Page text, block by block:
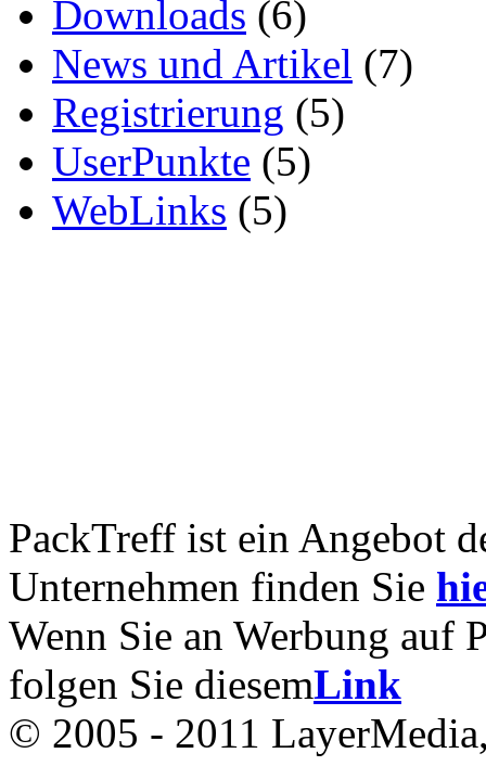
Downloads (6)
News und Artikel (7)
Registrierung (5)
UserPunkte (5)
WebLinks (5)
PackTreff ist ein Angebot
Unternehmen finden Sie
Wenn Sie an Werbung auf
folgen Sie diesemLink
© 2005 - 2011